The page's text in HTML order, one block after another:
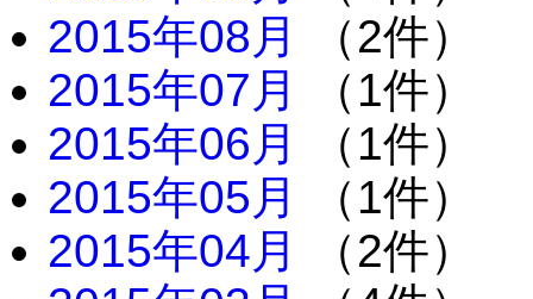
2015年08月
（2件）
2015年07月
（1件）
2015年06月
（1件）
2015年05月
（1件）
2015年04月
（2件）